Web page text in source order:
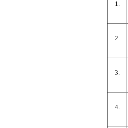
1.
2.
3.
4.